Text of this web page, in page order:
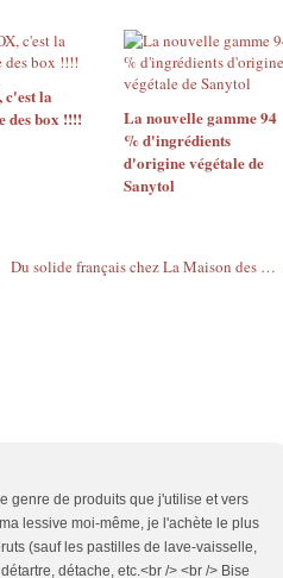
c'est la
des box !!!!
La nouvelle gamme 94
% d'ingrédients
d'origine végétale de
Sanytol
Du solide français chez La Maison des Sultans
genre de produits que j'utilise et vers
lessive moi-même, je l'achète le plus
(sauf les pastilles de lave-vaisselle,
détache, etc.<br /> <br /> Bise